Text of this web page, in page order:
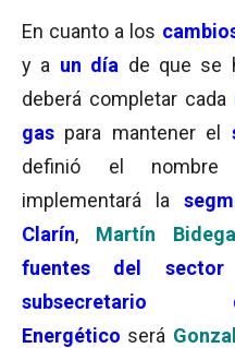
En cuanto a los
y a un día de que se
deberá completar cada
gas para mantener el
definió el
implementará la
Clarín, Martín
fuentes del sector
subsecretario
Energético será